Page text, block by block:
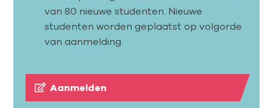
van 80 nieuwe studenten. Nieuwe
studenten worden geplaatst op volgorde
van aanmelding.
Aanmelden